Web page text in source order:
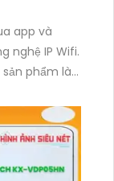
app và
nghệ IP Wifi.
phẩm là
IP, cho
web và điều
hình
nét và khả